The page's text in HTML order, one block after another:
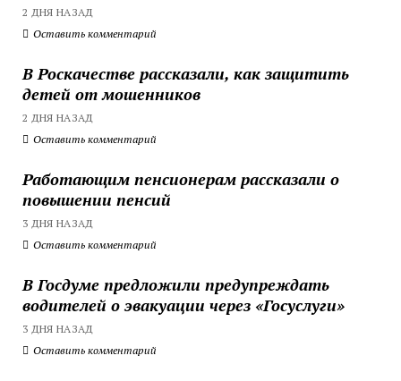
2 ДНЯ НАЗАД
Оставить комментарий
В Роскачестве рассказали, как защитить
детей от мошенников
2 ДНЯ НАЗАД
Оставить комментарий
Работающим пенсионерам рассказали о
повышении пенсий
3 ДНЯ НАЗАД
Оставить комментарий
В Госдуме предложили предупреждать
водителей о эвакуации через «Госуслуги»
3 ДНЯ НАЗАД
Оставить комментарий